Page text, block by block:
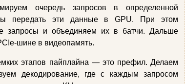
очередь запросов в определенной
передать эти данные в GPU. При этом
запросы и объединяем их в батчи. Дальше
шине в видеопамять.
этапов пайплайна — это префил. Делаем
декодирование, где с каждым запросом